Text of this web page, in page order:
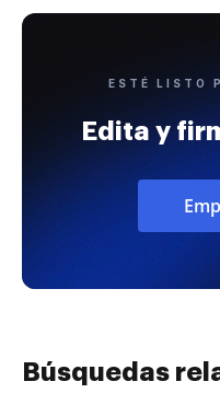
ESTÉ LISTO
Edita y
Búsquedas